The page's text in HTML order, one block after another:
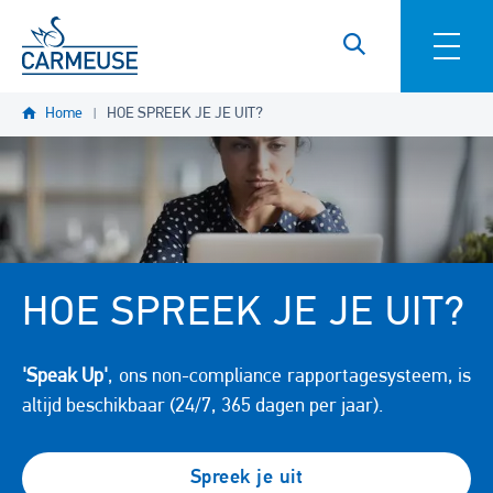
Overslaan en naar de inhoud gaan
Home HOE SPREEK JE JE UIT?
HOE SPREEK JE JE UIT?
'Speak Up', ons non-compliance rapportagesysteem, is
altijd beschikbaar (24/7, 365 dagen per jaar).
Spreek je uit